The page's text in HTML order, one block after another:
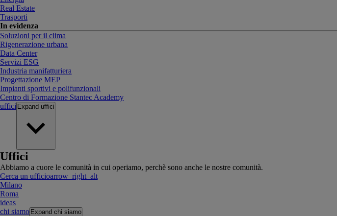
Real Estate
Trasporti
In evidenza
Soluzioni per il clima
Rigenerazione urbana
Data Center
Servizi ESG
Industria manifatturiera
Progettazione MEP
Impianti sportivi e polifunzionali
Centro di Formazione Stantec Academy
uffici Expand uffici
Uffici
Abbiamo a cuore le comunità in cui operiamo, perchè sono anche le nostre comunità.
Cerca un ufficioarrow_right_alt
Milano
Roma
ideas
chi siamo Expand chi siamo